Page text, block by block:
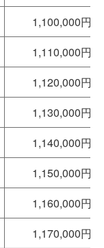
1,100,000円
1,110,000円
1,120,000円
1,130,000円
1,140,000円
1,150,000円
1,160,000円
1,170,000円